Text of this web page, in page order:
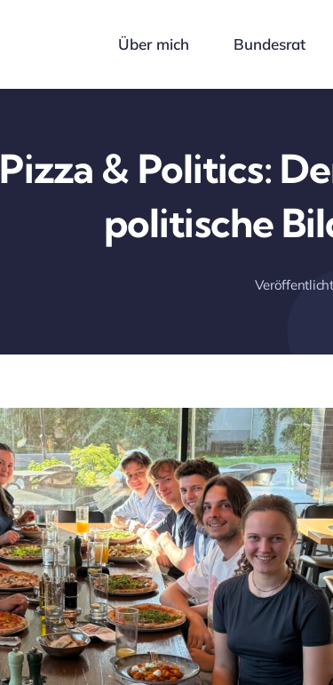
Über mich Bundesrat
Pizza & Politics:
politische